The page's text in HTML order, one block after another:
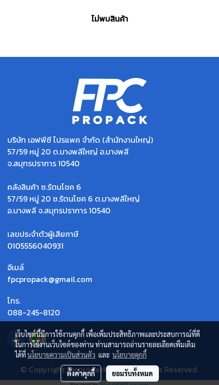
ไม่พบสินค้า
บริษัท เอฟพีซี โปรแพค จำกัด (สำนักงานใหญ่)
57/59 หมู่ 20 ต.บางพลีใหญ่ อ.บางพลี
จ.สมุทรปราการ 10540
คลังสินค้า ซ.รัตนโชค 6
57/59 หมู่ 20 ซ.รัตนโชค 6 ต.บางพลีใหญ่
อ.บางพลี จ.สมุทรปราการ 10540
เลขประจำตัวผู้เสียภาษี
0105556040931
อีเมล์
fpcpropack@gmail.com
โทร.
088-245-8120
© Copyright fpcpropack 2021 All Rights Reserved.
เว็บไซต์นี้มีการใช้งานคุกกี้ เพื่อเพิ่มประสิทธิภาพและประสบการณ์ที่ดี
ในการใช้งานเว็บไซต์ของท่าน ท่านสามารถอ่านรายละเอียดเพิ่มเติม
ได้ที่นโยบายความเป็นส่วนตัว และ นโยบายคุกกี้
ตั้งค่าคุกกี้ ยอมรับทั้งหมด